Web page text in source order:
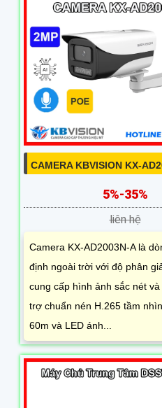
CAMERA KBVISION KX-
5%-35%
liên hệ
Camera KX-AD2003N-A là
định ngoài trời với độ phân
cung cấp hình ảnh sắc nét
trợ chuẩn nén H.265 tầm
60m và LED ánh...